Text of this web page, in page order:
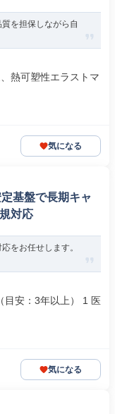
を担保しながら自
熱可塑性エラストマ
気になる
基盤で長期キャ
対応
をお任せします。
目安：3年以上） 1 医
気になる